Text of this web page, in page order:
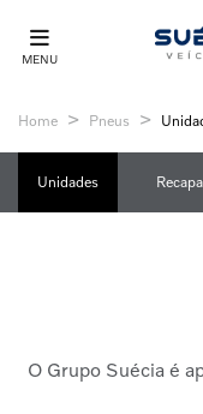
MENU
Home Pneus
Unidades
O Grupo Suécia é